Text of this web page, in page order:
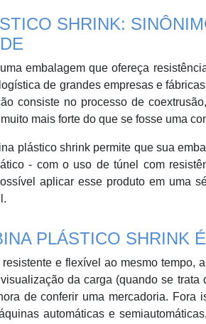
SHRINK:
embalagem que ofereça
de grandes empresas e
consiste no processo de
mais forte do que se fosse uma
plástico shrink permite que sua
- com o uso de túnel com
aplicar esse produto em uma
PLÁSTICO SHRINK
e flexível ao mesmo tempo,
da carga (quando se
de conferir uma mercadoria.
automáticas e